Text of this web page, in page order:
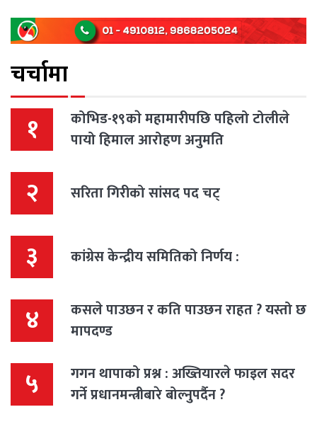
चर्चामा
१
कोभिड-१९काे महामारीपछि पहिलो टोलीले
पायो हिमाल आरोहण अनुमति
२ सरिता गिरीको सांसद पद चट्
३ कांग्रेस केन्द्रीय समितिको निर्णय :
४
कसले पाउछन र कति पाउछन राहत ? यस्तो छ
मापदण्ड
५
गगन थापाको प्रश्न : अख्तियारले फाइल सदर
गर्ने प्रधानमन्त्रीबारे बोल्नुपर्दैन ?